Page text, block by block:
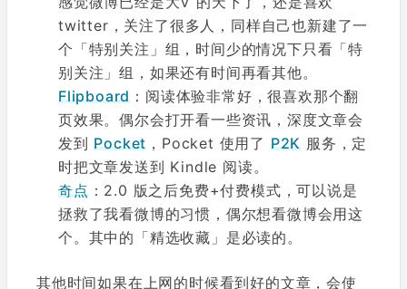
twitter，关注了很多人，同样自己也新建了一
个「特别关注」组，时间少的情况下只看「特
别关注」组，如果还有时间再看其他。
Flipboard ：阅读体验非常好，很喜欢那个翻
页效果。偶尔会打开看一些资讯，深度文章会
发到Pocket ，Pocket 使用了 P2K 服务，定
时把文章发送到 Kindle 阅读。
奇点：2.0 版之后免费+付费模式，可以说是
拯救了我看微博的习惯，偶尔想看微博会用这
个。其中的「精选收藏」是必读的。
其他时间如果在上网的时候看到好的文章，会使